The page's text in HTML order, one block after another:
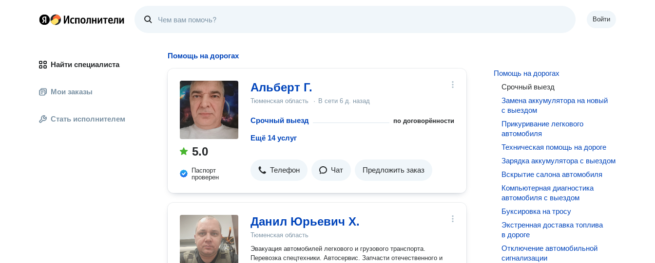
Войти
Найти специалиста
Мои заказы
Стать исполнителем
Помощь на дорогах
5.0
Паспорт
проверен
Альберт Г.
Тюменская область · В сети 6 д. назад
Срочный выезд по договорённости
Ещё 14 услуг
Телефон Чат Предложить заказ
Данил Юрьевич Х.
Тюменская область
Эвакуация автомобилей легкового и грузового транспорта.
Перевозка спецтехники. Автосервис. Запчасти отечественного и
Помощь на дорогах
Срочный выезд
Замена аккумулятора на новый
с выездом
Прикуривание легкового
автомобиля
Техническая помощь на дороге
Зарядка аккумулятора с выездом
Вскрытие салона автомобиля
Компьютерная диагностика
автомобиля с выездом
Буксировка на тросу
Экстренная доставка топлива
в дороге
Отключение автомобильной
сигнализации